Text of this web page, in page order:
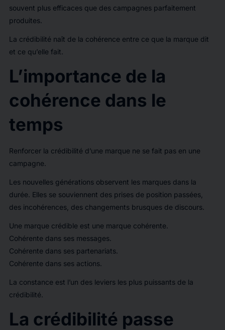
souvent plus efficaces que des campagnes parfaitement
produites.
La crédibilité naît de la cohérence entre ce que la marque dit
et ce qu’elle fait.
L’importance de la
cohérence dans le
temps
Renforcer la crédibilité d’une marque ne se fait pas en une
campagne.
Les nouvelles générations observent les marques dans la
durée. Elles se souviennent des prises de position passées,
des incohérences, des changements brusques de discours.
Une marque crédible est une marque cohérente.
Cohérente dans ses messages.
Cohérente dans ses partenariats.
Cohérente dans ses actions.
La constance est l’un des leviers les plus puissants de la
crédibilité.
La crédibilité passe